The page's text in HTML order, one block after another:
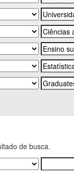
de busca.